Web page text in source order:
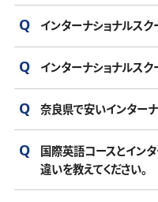
インターナショナルスク
って異なりますが、年
この費用には授業料だけ
費、遠足や課外活動の
に、制服やランチ費用、
ルスクールは高めにな
奈良県でインターナショ
インターナショナルス
インターナショナルな
力を育てたいと考える
インターナショナルスク
持つ生徒が通っています
ーフの子ども、日本人
多いです。また、海外駐
インターナショナルス
学校によって、入学希
ります。幼稚園や初等
れば受け入れてもらえる
一定の英語力を求められ
奈良県で安いインター
奈良県にも様々なインタ
は学校によって異なりま
国際英語コースとイン
違いを教えてください。